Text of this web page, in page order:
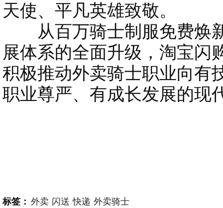
天使、平凡英雄致敬。
从百万骑士制服免费焕
展体系的全面升级，淘宝闪
积极推动外卖骑士职业向有
职业尊严、有成长发展的现
标签： 外卖 闪送 快递 外卖骑士